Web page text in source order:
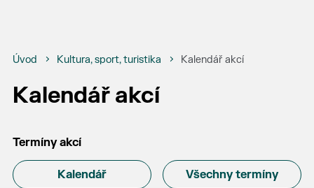
Úvod Kultura, sport, turistika Kalendář akcí
Kalendář akcí
Termíny akcí
Kalendář Všechny termíny